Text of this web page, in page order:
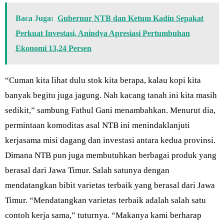
Baca Juga: Gubernur NTB dan Ketum Kadin Sepakat
Perkuat Investasi, Anindya Apresiasi Pertumbuhan
Ekonomi 13,24 Persen
“Cuman kita lihat dulu stok kita berapa, kalau kopi kita
banyak begitu juga jagung. Nah kacang tanah ini kita masih
sedikit,” sambung Fathul Gani menambahkan. Menurut dia,
permintaan komoditas asal NTB ini menindaklanjuti
kerjasama misi dagang dan investasi antara kedua provinsi.
Dimana NTB pun juga membutuhkan berbagai produk yang
berasal dari Jawa Timur. Salah satunya dengan
mendatangkan bibit varietas terbaik yang berasal dari Jawa
Timur. “Mendatangkan varietas terbaik adalah salah satu
contoh kerja sama,” tuturnya. “Makanya kami berharap